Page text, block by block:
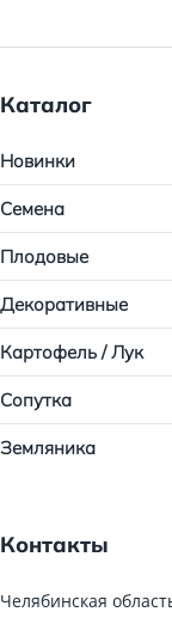
Каталог
Новинки
Семена
Плодовые
Декоративные
Картофель / Лук
Сопутка
Земляника
Контакты
Челябинская